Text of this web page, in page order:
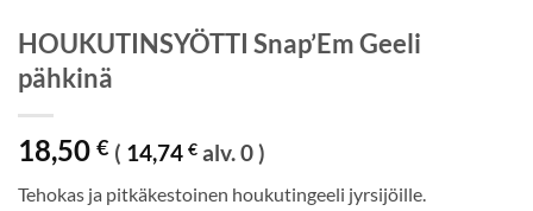
HOUKUTINSYÖTTI Snap’Em Geeli
pähkinä
18,50 € ( 14,74 € alv. 0 )
Tehokas ja pitkäkestoinen houkutingeeli jyrsijöille.